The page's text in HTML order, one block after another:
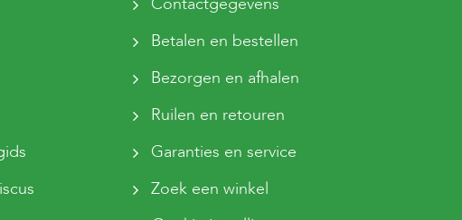
Betalen en bestellen
Bezorgen en afhalen
Ruilen en retouren
Garanties en service
Zoek een winkel